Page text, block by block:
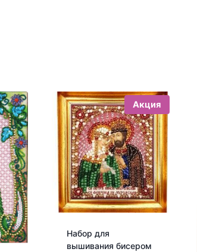
Акция
Набор для
вышивания бисером